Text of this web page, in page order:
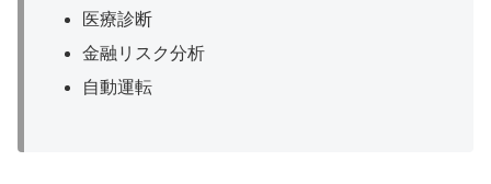
医療診断
金融リスク分析
自動運転